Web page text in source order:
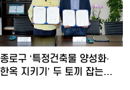
종로구 ‘특정건축물 양성화·
한옥 지키기’ 두 토끼 잡는…